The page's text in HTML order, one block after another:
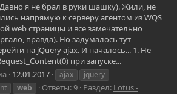
я не брал в руки шашку). Жили, не
напрямую к серверу агентом из WQS
web страницы и все замечательно
правда). Но задумалось тут
на jQuery ajax. И началось... 1. Не
при запуске...
12.01.2017 ajax
jquery
web Ответы: 9 Раздел: Lotus -